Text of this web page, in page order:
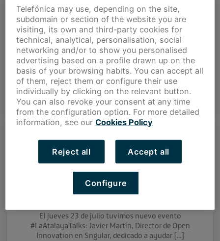
El 29 de octubre entrevistamos a Belén Márquez para
conocer la trayectoria y experiencia de la extremeña.
Actualmente Belén es […]
DETALLES
El jueves 23 de julio tuvimos nuevo evento
#LaAtalayaTalks: Javier Martín, Director de Open
Innovation en Sngular, dedicado a ayudar […]
Telefónica may use, depending on the site,
subdomain or section of the website you are
visiting, its own and third-party cookies for
technical, analytical, personalisation, social
networking and/or to show you personalised
advertising based on a profile drawn up on the
basis of your browsing habits. You can accept all
of them, reject them or configure their use
individually by clicking on the relevant button.
You can also revoke your consent at any time
from the configuration option. For more detailed
information, see our Cookies Policy
Reject all Accept all
Configure